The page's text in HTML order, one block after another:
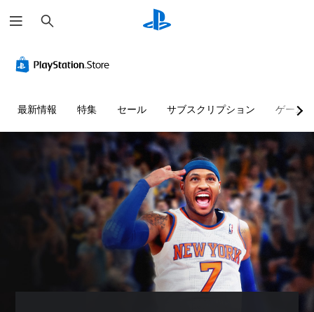
索
最新情報 特集 セール サブスクリプション ゲーム